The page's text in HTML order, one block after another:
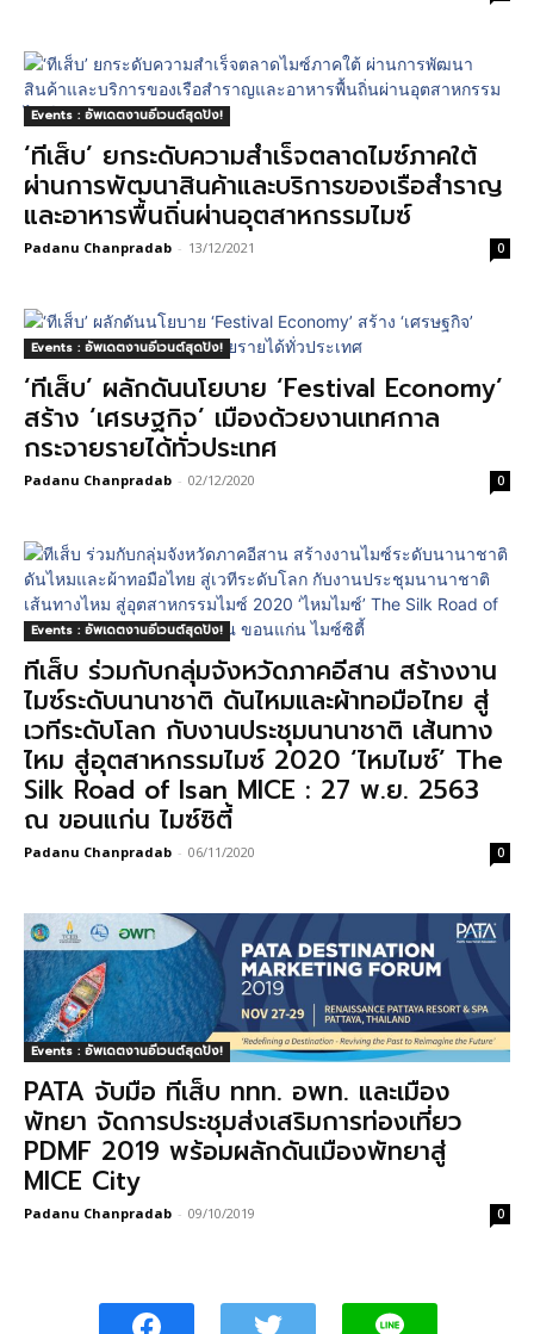
Events : อัพเดตงานอีเวนต์สุดปัง!
‘ทีเส็บ’ ยกระดับความสำเร็จตลาดไมซ์ภาคใต้
ผ่านการพัฒนาสินค้าและบริการของเรือสำราญ
และอาหารพื้นถิ่นผ่านอุตสาหกรรมไมซ์
Padanu Chanpradab - 13/12/2021 0
Events : อัพเดตงานอีเวนต์สุดปัง!
‘ทีเส็บ’ ผลักดันนโยบาย ‘Festival Economy’
สร้าง ‘เศรษฐกิจ’ เมืองด้วยงานเทศกาล
กระจายรายได้ทั่วประเทศ
Padanu Chanpradab - 02/12/2020 0
Events : อัพเดตงานอีเวนต์สุดปัง!
ทีเส็บ ร่วมกับกลุ่มจังหวัดภาคอีสาน สร้างงาน
ไมซ์ระดับนานาชาติ ดันไหมและผ้าทอมือไทย สู่
เวทีระดับโลก กับงานประชุมนานาชาติ เส้นทาง
ไหม สู่อุตสาหกรรมไมซ์ 2020 ‘ไหมไมซ์’ The
Silk Road of Isan MICE : 27 พ.ย. 2563
ณ ขอนแก่น ไมซ์ซิตี้
Padanu Chanpradab - 06/11/2020 0
Events : อัพเดตงานอีเวนต์สุดปัง!
PATA จับมือ ทีเส็บ ททท. อพท. และเมือง
พัทยา จัดการประชุมส่งเสริมการท่องเที่ยว
PDMF 2019 พร้อมผลักดันเมืองพัทยาสู่
MICE City
Padanu Chanpradab - 09/10/2019 0